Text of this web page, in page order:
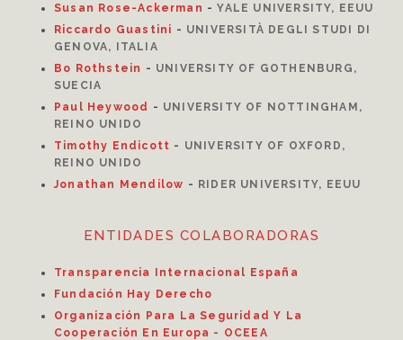
Susan Rose-Ackerman -YALE UNIVERSITY, EEUU
Riccardo Guastini - UNIVERSITÀ DEGLI STUDI DI
GENOVA, ITALIA
Bo Rothstein - UNIVERSITY OF GOTHENBURG,
SUECIA
Paul Heywood - UNIVERSITY OF NOTTINGHAM,
REINO UNIDO
Timothy Endicott - UNIVERSITY OF OXFORD,
REINO UNIDO
Jonathan Mendilow - RIDER UNIVERSITY, EEUU
ENTIDADES COLABORADORAS
Transparencia Internacional España
Fundación Hay Derecho
Organización Para La Seguridad Y La
Cooperación En Europa - OCEEA